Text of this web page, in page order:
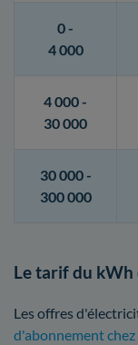
0 -
4 000
4 000 -
30 000
30 000 -
300 000
Le tarif du kWh
Les offres
d'abonnement chez